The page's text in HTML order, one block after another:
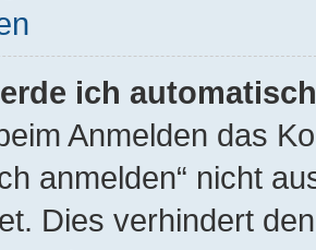
ich
Anmelden das
anmelden“ nicht
Dies verhindert